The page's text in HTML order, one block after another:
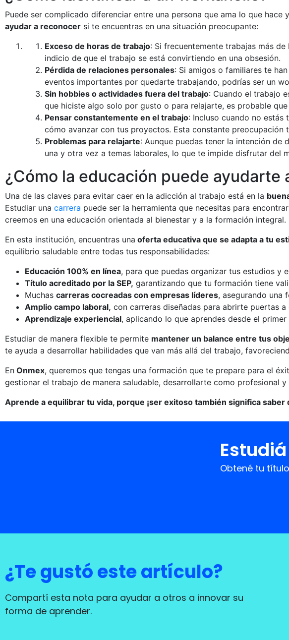
Puede ser complicado diferenciar entre una persona que ama lo que hace
ayudar a reconocer si te encuentras en una situación preocupante:
Exceso de horas de trabajo: Si frecuentemente trabajas más
indicio de que el trabajo se está convirtiendo en una obsesión.
Pérdida de relaciones personales: Si amigos o familiares te
eventos importantes por quedarte trabajando, podrías ser un
Sin hobbies o actividades fuera del trabajo: Cuando el trabajo
que hiciste algo solo por gusto o para relajarte, es probable
Pensar constantemente en el trabajo: Incluso cuando no estás
cómo avanzar con tus proyectos. Esta constante
Problemas para relajarte: Aunque puedas tener la intención de
una y otra vez a temas laborales, lo que te impide disfrutar del
¿Cómo la educación puede ayudarte
Una de las claves para evitar caer en la adicción al trabajo está en la
Estudiar una carrera puede ser la herramienta que necesitas para
creemos en una educación orientada al bienestar y a la formación integral.
En esta institución, encuentras una oferta educativa que se adapta a tu
equilibrio saludable entre todas tus responsabilidades:
Educación 100% en línea, para que puedas organizar tus estudios y
Título acreditado por la SEP, garantizando que tu formación tiene
Muchas carreras cocreadas con empresas líderes, asegurando una
Amplio campo laboral, con carreras diseñadas para abrirte puertas
Aprendizaje experiencial, aplicando lo que aprendes desde el
Estudiar de manera flexible te permite mantener un balance entre tus
te ayuda a desarrollar habilidades que van más allá del trabajo,
En Onmex, queremos que tengas una formación que te prepare para el
gestionar el trabajo de manera saludable, desarrollarte como profesional
Aprende a equilibrar tu vida, porque ¡ser exitoso también significa saber
Obtené tu
¿Te gustó este artículo?
Compartí esta nota para ayudar a otros a innovar su
forma de aprender.